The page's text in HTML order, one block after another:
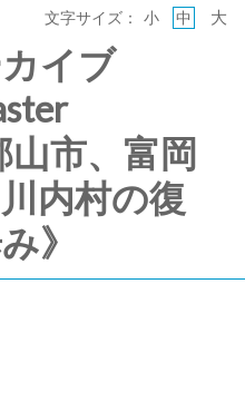
カイブ
市、富岡
内村の復
》
文字サイズ： 小 中 大